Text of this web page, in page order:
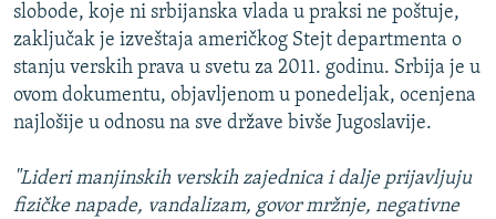
TV LIBERTY
POST SCRIPTUM
MOJA EVROPA
TRI DECENIJE OD RATA U BIH
SVE KARTE DEJTONA
NASTANAK I RASPAD JUGOSLAVIJE
Sve RFE/RL stranice
slobode, koje ni srbijanska vlada u praksi ne poštuje,
zaključak je izveštaja američkog Stejt departmenta o
stanju verskih prava u svetu za 2011. godinu. Srbija je u
ovom dokumentu, objavljenom u ponedeljak, ocenjena
najlošije u odnosu na sve države bivše Jugoslavije.
"Lideri manjinskih verskih zajednica i dalje prijavljuju
fizičke napade, vandalizam, govor mržnje, negativne